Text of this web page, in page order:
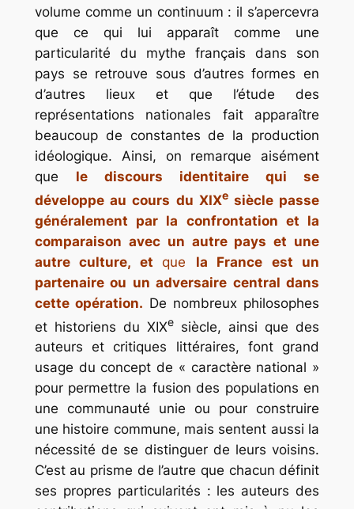
volume comme un continuum : il s’apercevra
que ce qui lui apparaît comme une
particularité du mythe français dans son
pays se retrouve sous d’autres formes en
d’autres lieux et que l’étude des
représentations nationales fait apparaître
beaucoup de constantes de la production
idéologique. Ainsi, on remarque aisément
que le discours identitaire qui se
développe au cours du XIXesiècle passe
généralement par la confrontation et la
comparaison avec un autre pays et une
autre culture, etque la France est un
partenaire ou un adversaire central dans
cette opération. De nombreux philosophes
et historiens du XIXesiècle, ainsi que des
auteurs et critiques littéraires, font grand
usage du concept de « caractère national »
pour permettre la fusion des populations en
une communauté unie ou pour construire
une histoire commune, mais sentent aussi la
nécessité de se distinguer de leurs voisins.
C’est au prisme de l’autre que chacun définit
ses propres particularités : les auteurs des